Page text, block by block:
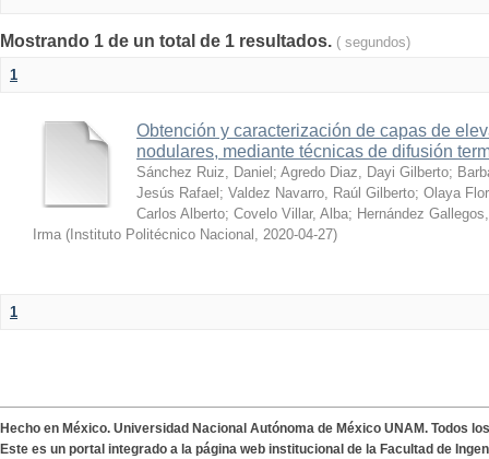
Mostrando 1 de un total de 1 resultados. ( segundos)
1
Obtención y caracterización de capas de
nodulares, mediante técnicas de difusión
Sánchez Ruiz, Daniel ; Agredo Diaz, Dayi Gilberto;
Jesús Rafael ; Valdez Navarro, Raúl Gilberto; Olaya
Carlos Alberto; Covelo Villar, Alba; Hernández
Irma ( Instituto Politécnico Nacional , 2020-04-27)
1
Hecho en México. Universidad Nacional Autónoma de México UNAM. Todos
Este es un portal integrado a la página web institucional de la Facultad de